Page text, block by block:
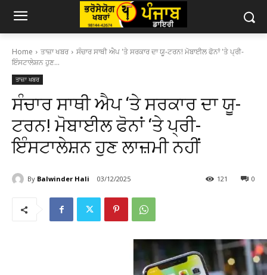
Home ਤਾਜ਼ਾ ਖਬਰ
ਸੰਚਾਰ ਸਾਥੀ ਐਪ 'ਤੇ ਸਰਕਾਰ ਦਾ ਯੂ-ਟਰਨ! ਮੋਬਾਈਲ ਫੋਨਾਂ 'ਤੇ ਪ੍ਰੀ-
ਇੰਸਟਾਲੇਸ਼ਨ ਹੁਣ...
ਤਾਜ਼ਾ ਖਬਰ
ਸੰਚਾਰ ਸਾਥੀ ਐਪ ‘ਤੇ ਸਰਕਾਰ ਦਾ ਯੂ-
ਟਰਨ! ਮੋਬਾਈਲ ਫੋਨਾਂ ‘ਤੇ ਪ੍ਰੀ-
ਇੰਸਟਾਲੇਸ਼ਨ ਹੁਣ ਲਾਜ਼ਮੀ ਨਹੀਂ
By Balwinder Hali 03/12/2025 0
121